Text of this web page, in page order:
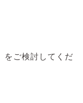
をご検討してくだ